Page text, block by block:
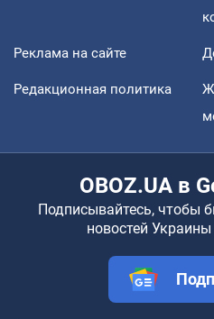
Реклама на сайте
Редакционная политика
OBOZ.UA в
Подписывайтесь, чтобы
новостей